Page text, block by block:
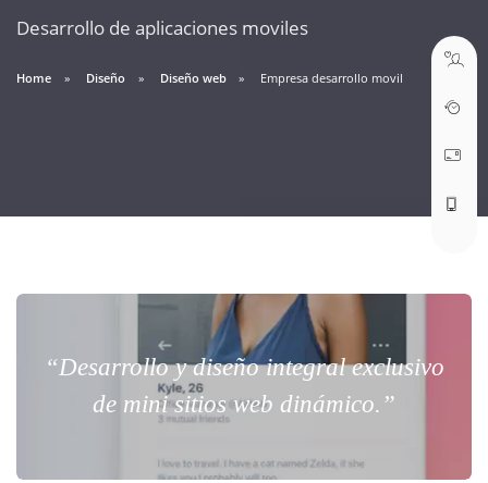
Desarrollo de aplicaciones moviles
Home Diseño Diseño web Empresa desarrollo movil
“Desarrollo y diseño integral exclusivo
de mini sitios web dinámico.”
soporte@webseo.cl